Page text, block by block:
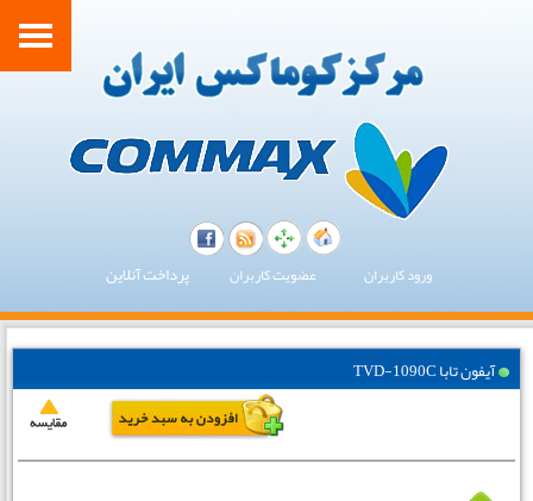
ورود کاربران عضویت کاربران پرداخت آنلاین
آیفون تابا TVD-1090C